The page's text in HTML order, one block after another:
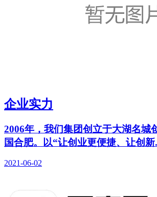
企业实力
2006年，我们集团创立于大湖名
国合肥。以“让创业更便捷、让创新
2021-06-02